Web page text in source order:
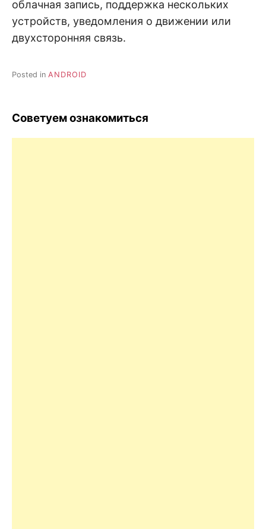
облачная запись, поддержка нескольких
устройств, уведомления о движении или
двухсторонняя связь.
Posted in ANDROID
Советуем ознакомиться